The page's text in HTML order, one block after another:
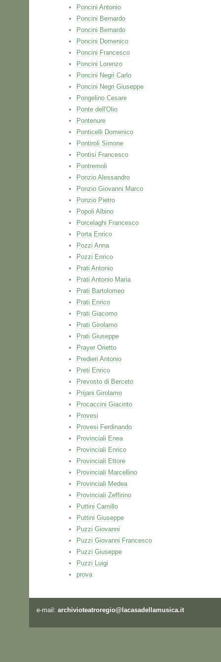
Poncini Antonio
Poncini Bernardo
Poncini Bernardo
Poncini Domenico
Poncini Francesco
Poncini Lorenzo
Poncini Negri Carlo
Poncini Negri Giuseppe
Pongelino Cesare
Ponte dell'Olio
Pontenure
Ponticelli Domenico
Pontiroli Simone
Pontisi Francesco
Pontremoli
Ponzio Alessandro
Ponzio Giovanni Marco
Ponzio Pietro
Popoli Albino
Porcelaghi Francesco
Porta Enrico
Pozzi Anna
Pozzi Enrico
Prati Antonio
Prati Antonio Maria
Prati Bartolomeo
Prati Enrico
Prati Giacomo
Prati Girolamo
Prati Giuseppe
Prayer Orietto
Predieri Antonio
Preti Enrico
Prevosto di Berceto
Prijani Girolamo
Procaccini Giacinto
Provesi
Provesi Ferdinando
Provinciali Enea
Provinciali Enrico
Provinciali Ettore
Provinciali Marcellino
Provinciali Medea
Provinciali Zeffirino
Puttini Camillo
Puttini Giuseppe
Puzzi Giovanni
Puzzi Giovanni Francesco
Puzzi Giuseppe
Puzzi Luigi
prova
e-mail: archivioteatroregio@lacasadellamusica.it